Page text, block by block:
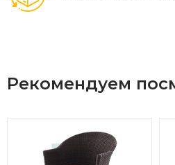
Рекомендуем